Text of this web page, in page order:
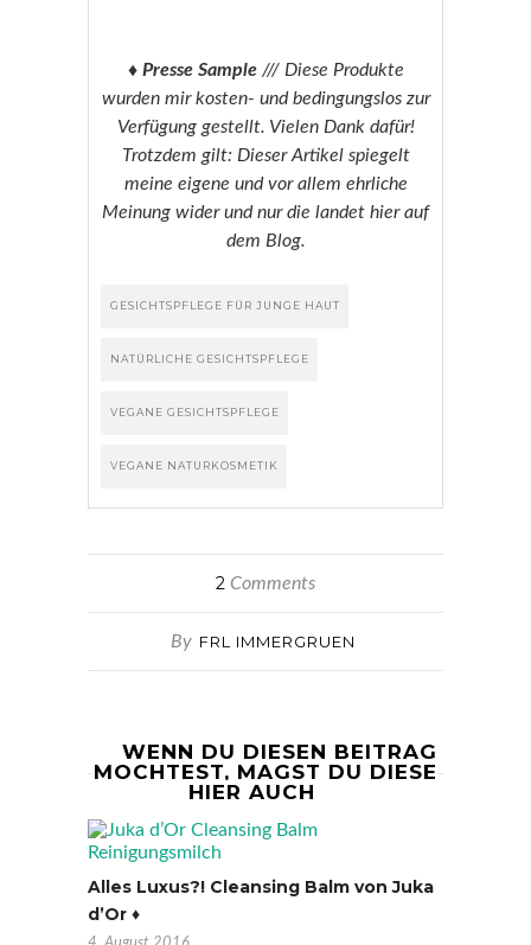
♦ Presse Sample/// Diese Produkte
wurden mir kosten- und bedingungslos zur
Verfügung gestellt. Vielen Dank dafür!
Trotzdem gilt: Dieser Artikel spiegelt
meine eigene und vor allem ehrliche
Meinung wider und nur die landet hier auf
dem Blog.
GESICHTSPFLEGE FÜR JUNGE HAUT
NATÜRLICHE GESICHTSPFLEGE
VEGANE GESICHTSPFLEGE
VEGANE NATURKOSMETIK
2 Comments
By FRL IMMERGRUEN
WENN DU DIESEN BEITRAG
MOCHTEST, MAGST DU DIESE
HIER AUCH
Alles Luxus?! Cleansing Balm von Juka
d’Or ♦